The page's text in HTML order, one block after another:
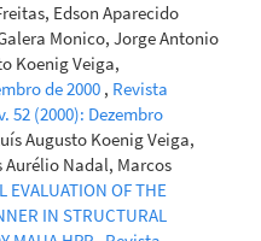
Edson Aparecido
Monico, Jorge Antonio
Koenig Veiga,
de 2000 , Revista
52 (2000): Dezembro
Augusto Koenig Veiga,
Aurélio Nadal, Marcos
EVALUATION OF THE
IN STRUCTURAL